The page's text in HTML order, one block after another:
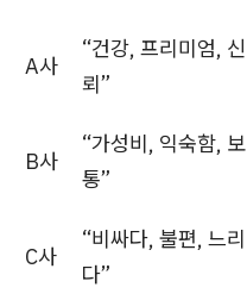
A사
“건강, 프리미엄, 신
뢰”
B사
“가성비, 익숙함, 보
통”
C사
“비싸다, 불편, 느리
다”